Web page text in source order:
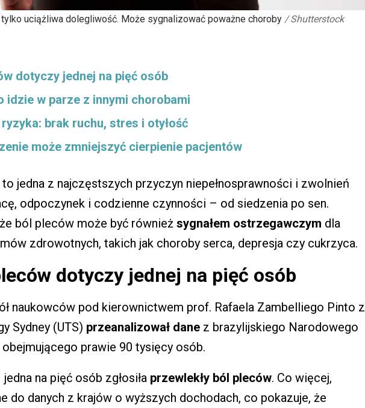
uciążliwa dolegliwość. Może sygnalizować poważne choroby / Shutterstock
dotyczy jednej na pięć osób
idzie w parze z innymi chorobami
brak ruchu, stres i otyłość
może zmniejszyć cierpienie pacjentów
to jedna z najczęstszych przyczyn niepełnosprawności i zwolnień
odpoczynek i codzienne czynności – od siedzenia po sen.
ból pleców może być również sygnałem ostrzegawczym dla
zdrowotnych, takich jak choroby serca, depresja czy cukrzyca.
dotyczy jednej na pięć osób
naukowców pod kierownictwem prof. Rafaela Zambelliego Pinto z
Sydney (UTS) przeanalizował dane z brazylijskiego Narodowego
prawie 90 tysięcy osób.
na pięć osób zgłosiła przewlekły ból pleców. Co więcej,
do danych z krajów o wyższych dochodach, co pokazuje, że